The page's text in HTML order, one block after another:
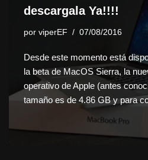
descargala Ya!!!!
por viperEF 07/08/2016
Desde este momento está
la beta de MacOS Sierra, la
operativo de Apple (antes
tamaño es de 4.86 GB y para